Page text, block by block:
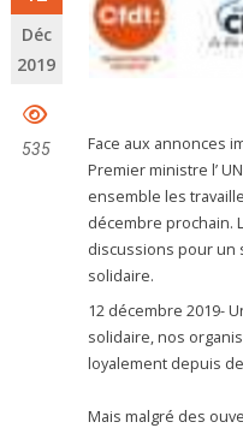
Déc
2019
535
Face aux annonces
Premier ministre l’
ensemble les
décembre prochain.
discussions pour un
solidaire.
12 décembre 2019-
solidaire, nos
loyalement depuis
Mais malgré des